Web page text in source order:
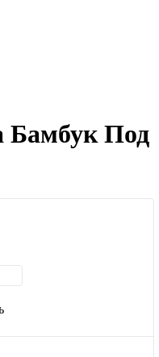
Бамбук Под